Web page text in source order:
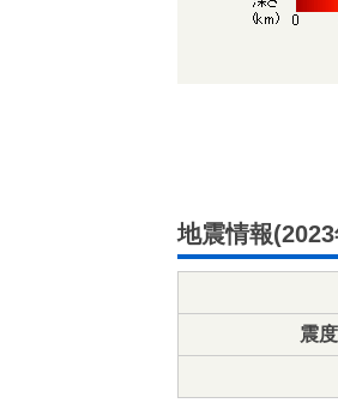
地震情報
震